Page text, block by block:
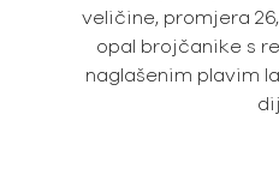
veličine, promjera
opal brojčanike s
naglašenim plavim